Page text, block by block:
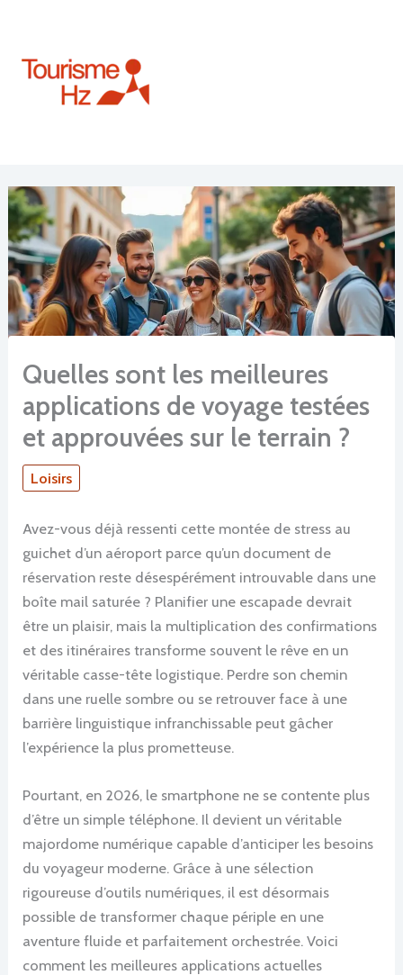
contenu
Quelles sont les meilleures
applications de voyage testées
et approuvées sur le terrain ?
Loisirs
Avez-vous déjà ressenti cette montée de stress au
guichet d’un aéroport parce qu’un document de
réservation reste désespérément introuvable dans une
boîte mail saturée ? Planifier une escapade devrait
être un plaisir, mais la multiplication des confirmations
et des itinéraires transforme souvent le rêve en un
véritable casse-tête logistique. Perdre son chemin
dans une ruelle sombre ou se retrouver face à une
barrière linguistique infranchissable peut gâcher
l’expérience la plus prometteuse.
Pourtant, en 2026, le smartphone ne se contente plus
d’être un simple téléphone. Il devient un véritable
majordome numérique capable d’anticiper les besoins
du voyageur moderne. Grâce à une sélection
rigoureuse d’outils numériques, il est désormais
possible de transformer chaque périple en une
aventure fluide et parfaitement orchestrée. Voici
comment les meilleures applications actuelles